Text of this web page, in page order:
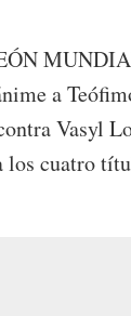
a
Vasyl
los cuatro